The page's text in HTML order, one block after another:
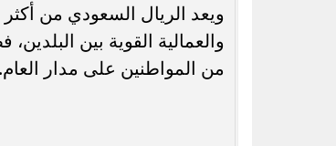
ويعد الريال السعودي من أكثر
والعمالية القوية بين
من المواطنين على مدار العام.